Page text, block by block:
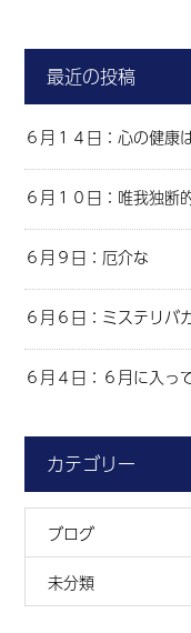
最近の投稿
６月１４日：心の健康
６月１０日：唯我独断
６月９日：厄介な
６月６日：ミステリバ
６月４日：６月に入っ
カテゴリー
ブログ
未分類